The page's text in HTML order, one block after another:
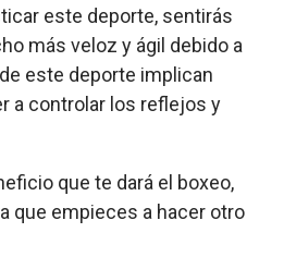
este deporte, sentirás
más veloz y ágil debido a
este deporte implican
a controlar los reflejos y
que te dará el boxeo,
que empieces a hacer otro